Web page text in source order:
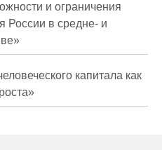
и ограничения
России в средне- и
капитала как